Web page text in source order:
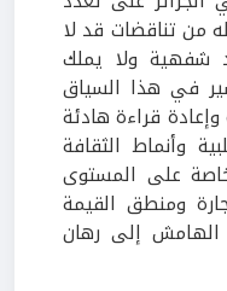
من تناقضات قد لا
شفهية ولا يملك
في هذا السياق
وإعادة قراءة هادئة
وأنماط الثقافة
على المستوى
ومنطق القيمة
الهامش إلى رهان